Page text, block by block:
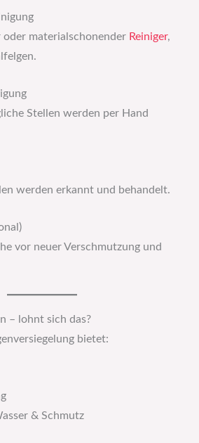
oder materialschonender Reiniger,
Stellen werden per Hand
werden erkannt und behandelt.
vor neuer Verschmutzung und
– lohnt sich das?
bietet:
& Schmutz